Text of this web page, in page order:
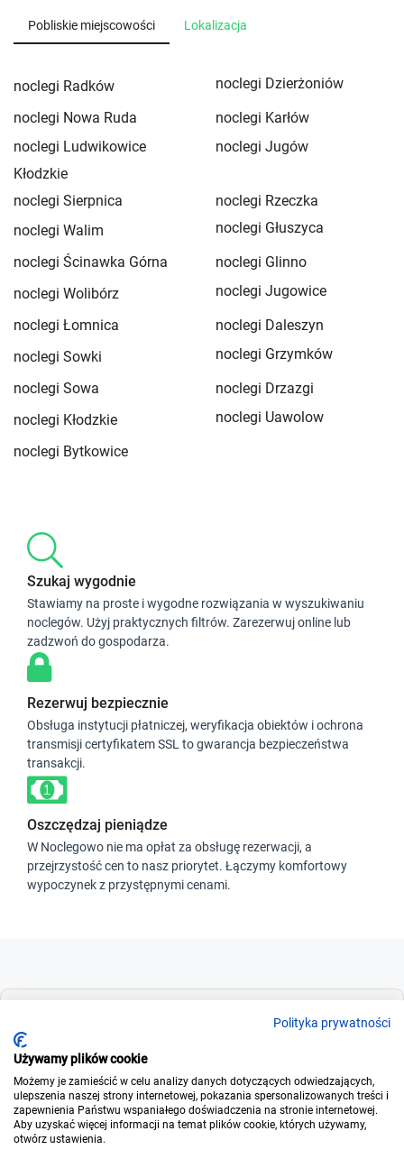
Pobliskie miejscowości Lokalizacja
noclegi Radków
noclegi Dzierżoniów
noclegi Nowa Ruda
noclegi Karłów
noclegi Ludwikowice
Kłodzkie
noclegi Jugów
noclegi Sierpnica
noclegi Rzeczka
noclegi Walim
noclegi Głuszyca
noclegi Ścinawka Górna
noclegi Glinno
noclegi Wolibórz
noclegi Jugowice
noclegi Łomnica
noclegi Daleszyn
noclegi Sowki
noclegi Grzymków
noclegi Sowa
noclegi Drzazgi
noclegi Kłodzkie
noclegi Uawolow
noclegi Bytkowice
Szukaj wygodnie
Stawiamy na proste i wygodne rozwiązania w wyszukiwaniu
noclegów. Użyj praktycznych filtrów. Zarezerwuj online lub
zadzwoń do gospodarza.
Rezerwuj bezpiecznie
Obsługa instytucji płatniczej, weryfikacja obiektów i ochrona
transmisji certyfikatem SSL to gwarancja bezpieczeństwa
transakcji.
Oszczędzaj pieniądze
W Noclegowo nie ma opłat za obsługę rezerwacji, a
przejrzystość cen to nasz priorytet. Łączymy komfortowy
wypoczynek z przystępnymi cenami.
Dla wynajmujących
Polityka prywatności
Używamy plików cookie
Możemy je zamieścić w celu analizy danych dotyczących odwiedzających,
ulepszenia naszej strony internetowej, pokazania spersonalizowanych treści i
zapewnienia Państwu wspaniałego doświadczenia na stronie internetowej.
Aby uzyskać więcej informacji na temat plików cookie, których używamy,
otwórz ustawienia.